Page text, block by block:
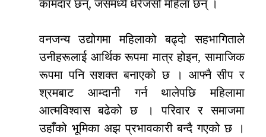
कामदार छन्, जसमध्ये धेरैजसो महिला छन् ।
वनजन्य उद्योगमा महिलाको बढ्दो सहभागिताले
उनीहरूलाई आर्थिक रूपमा मात्र होइन, सामाजिक
रूपमा पनि सशक्त बनाएको छ । आफ्नै सीप र
श्रमबाट आम्दानी गर्न थालेपछि महिलामा
आत्मविश्वास बढेको छ । परिवार र समाजमा
उहाँको भूमिका अझ प्रभावकारी बन्दै गएको छ ।